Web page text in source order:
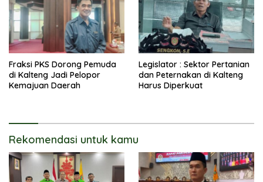
Fraksi PKS Dorong Pemuda
di Kalteng Jadi Pelopor
Kemajuan Daerah
Legislator : Sektor Pertanian
dan Peternakan di Kalteng
Harus Diperkuat
Rekomendasi untuk kamu